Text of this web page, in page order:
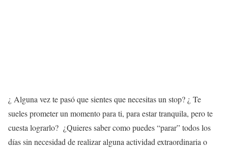
¿ Alguna vez te pasó que sientes que necesitas un stop? ¿ Te
sueles prometer un momento para ti, para estar tranquila, pero te
cuesta lograrlo? ¿Quieres saber como puedes “parar” todos los
días sin necesidad de realizar alguna actividad extraordinaria o